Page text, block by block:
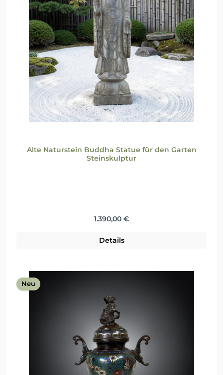
Alte Naturstein Buddha Statue für den Garten
Steinskulptur
Regulärer Preis:
1.390,00 €
Details
Neu